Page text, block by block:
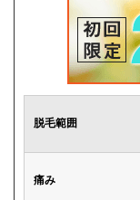
脱毛範囲
痛み